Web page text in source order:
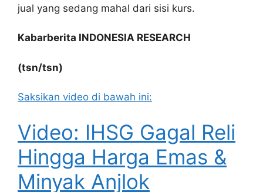
jual yang sedang mahal dari sisi kurs.
Kabarberita INDONESIA RESEARCH
(tsn/tsn)
Saksikan video di bawah ini:
Video: IHSG Gagal Reli
Hingga Harga Emas &
Minyak Anjlok